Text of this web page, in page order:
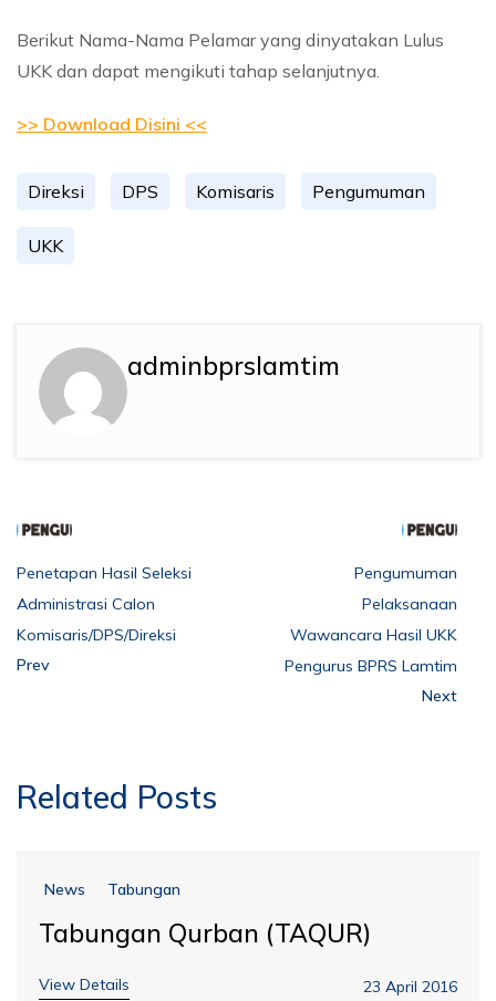
Berikut Nama-Nama Pelamar yang dinyatakan Lulus
UKK dan dapat mengikuti tahap selanjutnya.
>> Download Disini <<
Direksi DPS Komisaris Pengumuman
UKK
adminbprslamtim
Penetapan Hasil Seleksi
Administrasi Calon
Komisaris/DPS/Direksi
Prev
Pengumuman
Pelaksanaan
Wawancara Hasil UKK
Pengurus BPRS Lamtim
Next
Related Posts
News Tabungan
Tabungan Qurban (TAQUR)
View Details 23 April 2016